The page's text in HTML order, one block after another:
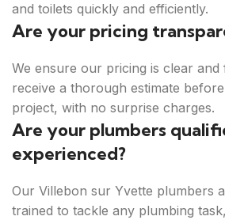
and toilets quickly and efficiently.
Are your pricing
We ensure our pricing is clear and
receive a thorough estimate
project, with no surprise charges.
Are your plumbers
experienced?
Our Villebon sur Yvette plumbers
trained to tackle any plumbing